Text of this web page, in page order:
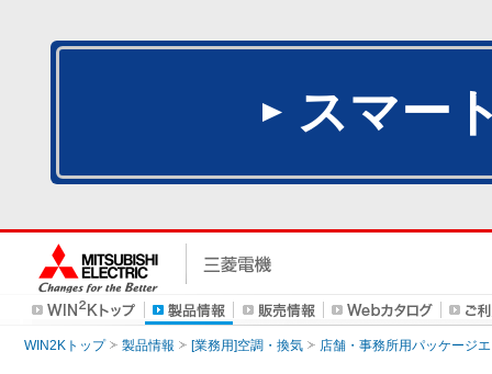
スマー
WIN2Kトップ 製品情報 [業務用]空調・換気 店舗・事務所用パッケージ